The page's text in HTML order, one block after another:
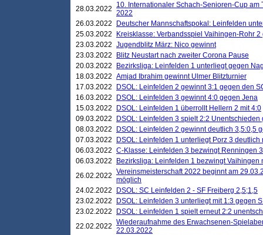
28.03.2022
10. Internationaler Schach-Senioren-Cup am
2022
26.03.2022
Deutscher Mannschaftspokal: Leinfelden
25.03.2022
Kreisklasse: Verbandsspiel Vaihingen-Rohr
23.03.2022 Jugendblitz März: Nico gewinnt
23.03.2022
Blitz Neustart nach zweiter Corona Pause
20.03.2022
Bezirksliga: Leinfelden 1 unterliegt gegen
18.03.2022 Amjad Ibrahim gewinnt Ulmer Blitzturnier
17.03.2022
DSOL: Leinfelden 2 gewinnt 3:1 gegen den
16.03.2022
DSOL: Leinfelden 3 gewinnt 4:0 gegen Jena
15.03.2022
DSOL: Leinfelden 1 überrollt Hellern 2 mit 4:0
09.03.2022
DSOL: Leinfelden 3 spielt 2:2 Unentschieden
08.03.2022
DSOL: Leinfelden 2 gewinnt deutlich 3,5:0,5
07.03.2022
DSOL: Leinfelden 1 unterliegt Porz 3 deutlich
06.03.2022 C-Klasse: Leinfelden 3 bezwingt Renningen
06.03.2022
Bezirksliga: Leinfelden 1 bezwingt Vaihingen
26.02.2022 Vereinsmeisterschaft 2022 beginnt am
möglich
24.02.2022
DSOL: SC Leinfelden 2 - SF Freiberg 2,5;1,5
23.02.2022
DSOL: Leinfelden 3 unterliegt mit 1:3 gegen
23.02.2022
DSOL: Leinfelden 1 spielt erneut 2:2
22.02.2022 Wiederaufnahme des Erwachsenen-
22.03.2022